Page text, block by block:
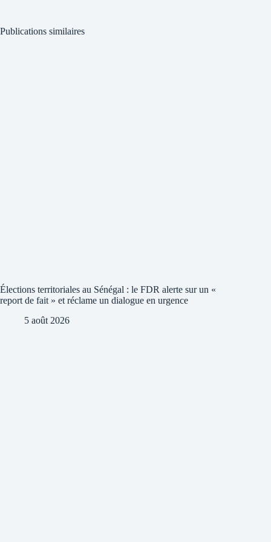
Publications similaires
Élections territoriales au Sénégal : le FDR alerte sur un «
report de fait » et réclame un dialogue en urgence
5 août 2026